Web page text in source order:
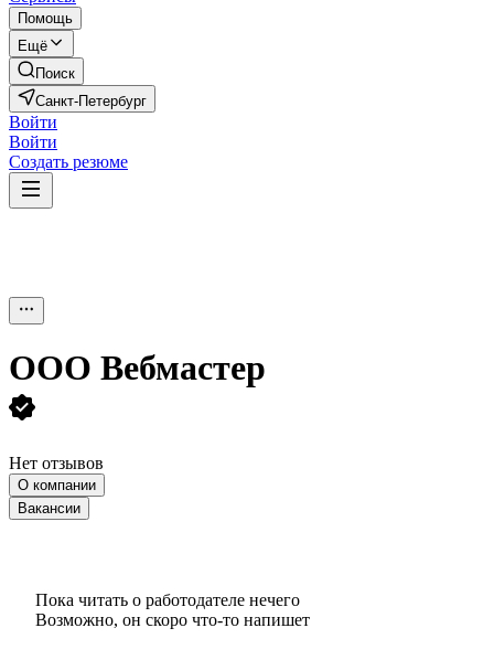
Помощь
Ещё
Поиск
Санкт-Петербург
Войти
Войти
Создать резюме
ООО Вебмастер
Нет отзывов
О компании
Вакансии
Пока читать о работодателе нечего
Возможно, он скоро что‑то напишет